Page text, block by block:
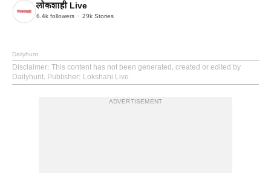
लोकशाही Live
6.4k followers 29k Stories
Dailyhunt
Disclaimer: This content has not been generated, created or edited by
Dailyhunt. Publisher: Lokshahi Live
ADVERTISEMENT